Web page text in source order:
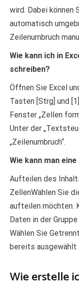
wird. Dabei können
automatisch
Zeilenumbruch
Wie kann ich in
schreiben?
Öffnen Sie Excel
Tasten [Strg] und
Fenster „Zellen
Unter der
„Zeilenumbruch“.
Wie kann man
Aufteilen des
ZellenWählen Sie
aufteilen möchten.
Daten in der
Wählen Sie
bereits ausgewählt
Wie erstelle